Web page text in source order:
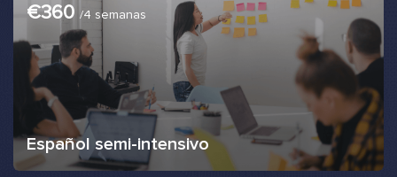
€360 /4 semanas
Español semi-intensivo